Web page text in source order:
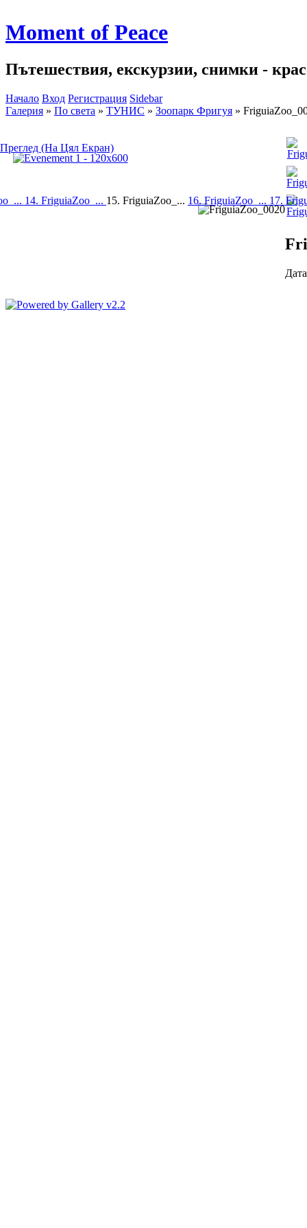
Moment of Peace
Пътешествия, екскурзии, снимки -
Начало Вход Регистрация Sidebar
Галерия » По света » ТУНИС » Зоопарк Фригуя »
Преглед (На Цял Екран)
14. FriguiaZoo_... 15. FriguiaZoo_... 16. FriguiaZoo_... 17.